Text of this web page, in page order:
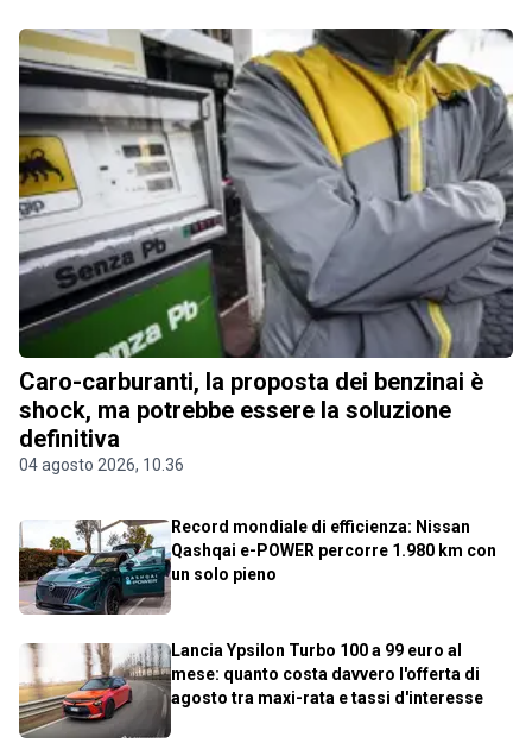
Caro-carburanti, la proposta dei benzinai è
shock, ma potrebbe essere la soluzione
definitiva
04 agosto 2026, 10.36
Record mondiale di efficienza: Nissan
Qashqai e-POWER percorre 1.980 km con
un solo pieno
Lancia Ypsilon Turbo 100 a 99 euro al
mese: quanto costa davvero l'offerta di
agosto tra maxi-rata e tassi d'interesse